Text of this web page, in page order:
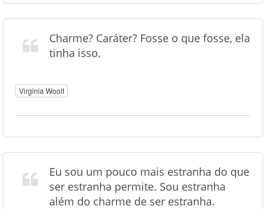
Charme? Caráter? Fosse o que fosse, ela
tinha isso.
Virginia Woolf
Eu sou um pouco mais estranha do que
ser estranha permite. Sou estranha
além do charme de ser estranha.